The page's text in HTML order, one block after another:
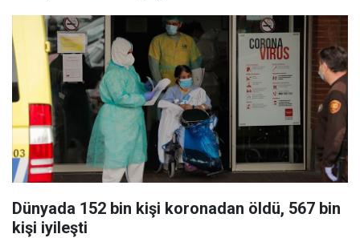
Dünyada 152 bin kişi koronadan öldü, 567 bin
kişi iyileşti